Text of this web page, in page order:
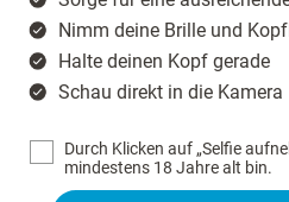
Nimm deine Brille und
Halte deinen Kopf gerade
Schau direkt in die Kamera
Durch Klicken auf „Selfie
mindestens 18 Jahre alt bin.